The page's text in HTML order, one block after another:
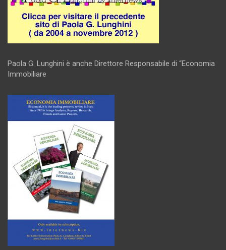
Paola G. Lunghini è anche Direttore Responsabile di “Economia
Immobiliare